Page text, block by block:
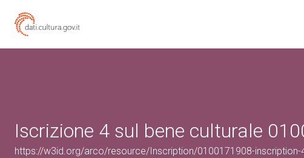
Iscrizione 4 sul bene culturale
https://w3id.org/arco/resource/Inscription/0100171908-inscription-